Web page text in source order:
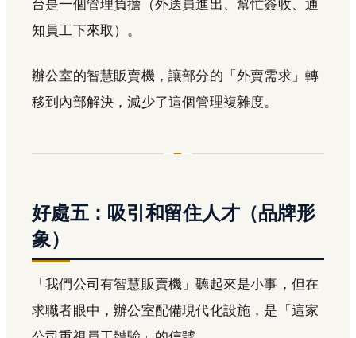
台是一個管理負擔（外送員進出、幫忙簽收、通
知員工下來取）。
辦公室的智慧販賣機，讓部分的「外賣需求」轉
移到內部解決，減少了這個管理複雜度。
好處五：吸引和留住人才（品牌形
象）
「我們公司有智慧販賣機」聽起來是小事，但在
求職者眼中，辦公室配備現代化設施，是「這家